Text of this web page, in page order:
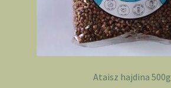
Ataisz hajdina 500g